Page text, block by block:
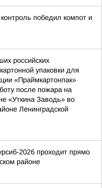
победил компот и
российских
упаковки для
«Праймкартонпак»
после пожара на
«Уткина Заводь» во
Ленинградской
2026 проходит прямо
районе